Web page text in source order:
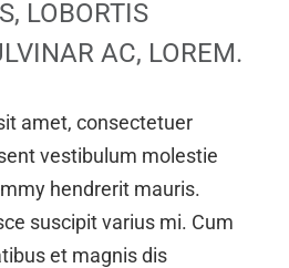
LOBORTIS
AC, LOREM.
amet, consectetuer
vestibulum molestie
hendrerit mauris.
suscipit varius mi. Cum
et magnis dis